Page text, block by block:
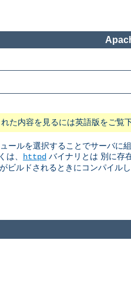
た内容を見るには英語版をご覧下
ルを選択することでサーバに
は、 httpd バイナリとは 別に存
ビルドされるときにコンパイル